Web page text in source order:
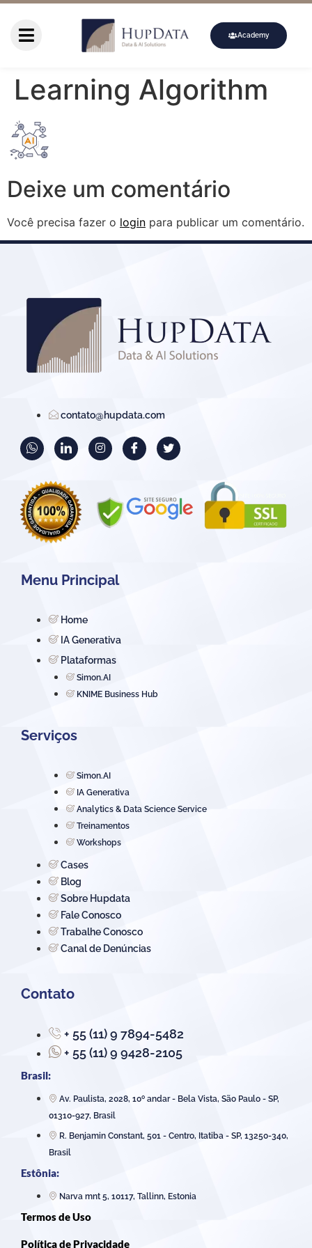
Academy
Learning Algorithm
Deixe um comentário
Você precisa fazer o login para publicar um comentário.
contato@hupdata.com
Menu Principal
Home
IA Generativa
Plataformas
Simon.AI
KNIME Business Hub
Serviços
Simon.AI
IA Generativa
Analytics & Data Science Service
Treinamentos
Workshops
Cases
Blog
Sobre Hupdata
Fale Conosco
Trabalhe Conosco
Canal de Denúncias
Contato
+ 55 (11) 9 7894-5482
+ 55 (11) 9 9428-2105
Brasil:
Av. Paulista, 2028, 10º andar - Bela Vista, São Paulo - SP,
01310-927, Brasil
R. Benjamin Constant, 501 - Centro, Itatiba - SP, 13250-340,
Brasil
Estônia:
Narva mnt 5, 10117, Tallinn, Estonia
Termos de Uso
Política de Privacidade